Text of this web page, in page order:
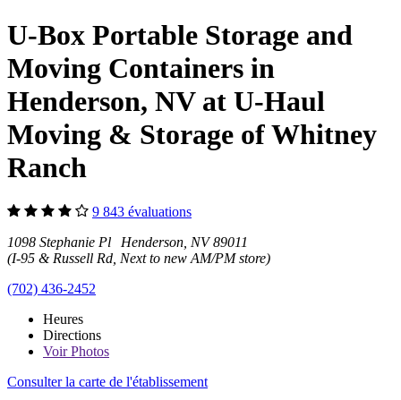
U-Box Portable Storage and
Moving Containers in
Henderson, NV at U-Haul
Moving & Storage of Whitney
Ranch
9 843 évaluations
1098 Stephanie Pl Henderson, NV 89011
(I-95 & Russell Rd, Next to new AM/PM store)
(702) 436-2452
Heures
Directions
VoirPhotos
Consulter la carte de l'établissement